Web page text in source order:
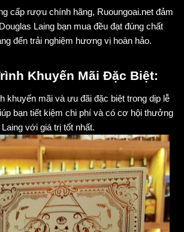
cấp rượu chính hãng, Ruoungoai.net đảm
Laing bạn mua đều đạt đúng chất
đến trải nghiệm hương vị hoàn hảo.
Khuyến Mãi Đặc Biệt:
khuyến mãi và ưu đãi đặc biệt trong dịp lễ
bạn tiết kiệm chi phí và có cơ hội thưởng
với giá trị tốt nhất.